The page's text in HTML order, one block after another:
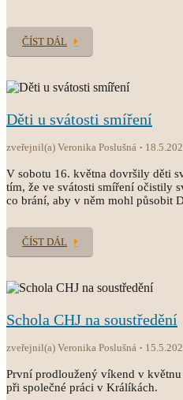
ČÍST DÁL
Děti u svátosti smíření
zveřejnil(a) Veronika Poslušná
V sobotu 16. května dovršily děti
tím, že ve svátosti smíření očistily
co brání, aby v něm mohl působit
ČÍST DÁL
Schola CHJ na soustředění
zveřejnil(a) Veronika Poslušná
První prodloužený víkend v
při společné práci v Králíkách.